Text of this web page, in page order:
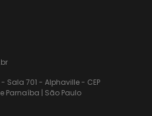
Sala 701 - Alphaville - CEP
Parnaíba | São Paulo